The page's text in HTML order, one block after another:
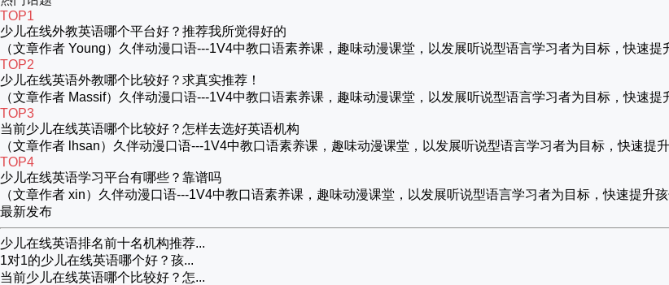
TOP1
少儿在线外教英语哪个平台好？推荐我所觉得好的
（文章作者 Young）久伴动漫口语---1V4中教口语素养课，趣味动漫课堂，以发展听说型语言学习者为目标，快速提
TOP2
少儿在线英语外教哪个比较好？求真实推荐！
（文章作者 Massif）久伴动漫口语---1V4中教口语素养课，趣味动漫课堂，以发展听说型语言学习者为目标，快速提
TOP3
当前少儿在线英语哪个比较好？怎样去选好英语机构
（文章作者 lhsan）久伴动漫口语---1V4中教口语素养课，趣味动漫课堂，以发展听说型语言学习者为目标，快速提
TOP4
少儿在线英语学习平台有哪些？靠谱吗
（文章作者 xin）久伴动漫口语---1V4中教口语素养课，趣味动漫课堂，以发展听说型语言学习者为目标，快速提升孩
最新发布
少儿在线英语排名前十名机构推荐...
1对1的少儿在线英语哪个好？孩...
当前少儿在线英语哪个比较好？怎...